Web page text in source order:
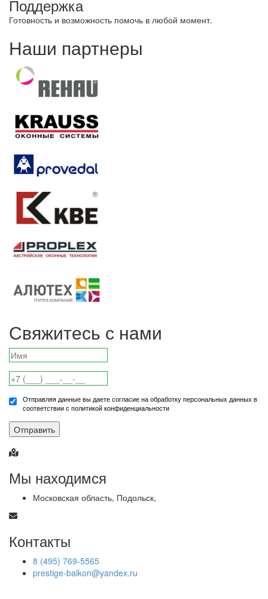
Поддержка
Готовность и возможность помочь в любой момент.
Наши партнеры
Свяжитесь с нами
Отправляя данные вы даете согласие на обработку персональных данных в
соответствии с политикой конфиденциальности
Отправить
Мы находимся
Московская область, Подольск,
Контакты
8 (495) 769-5565
prestige-balkon@yandex.ru